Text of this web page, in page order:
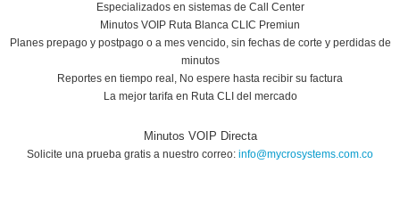
Especializados en sistemas de Call Center
Minutos VOIP Ruta Blanca CLIC Premiun
Planes prepago y postpago o a mes vencido, sin fechas de corte y perdidas de
minutos
Reportes en tiempo real, No espere hasta recibir su factura
La mejor tarifa en Ruta CLI del mercado
Minutos VOIP Directa
Solicite una prueba gratis a nuestro correo: info@mycrosystems.com.co